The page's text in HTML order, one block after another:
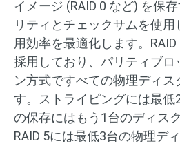
イメージ (RAID 0 など) を保
リティとチェックサムを使用
用効率を最適化します。
採用しており、パリティブ
ン方式ですべての物理ディス
す。ストライピングには最低
の保存にはもう1台のディス
RAID 5には最低3台の物理デ